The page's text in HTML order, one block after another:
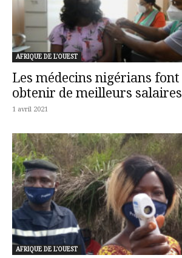
AFRIQUE DE L'OUEST
Les médecins nigérians
obtenir de meilleurs
1 avril 2021
AFRIQUE DE L'OUEST